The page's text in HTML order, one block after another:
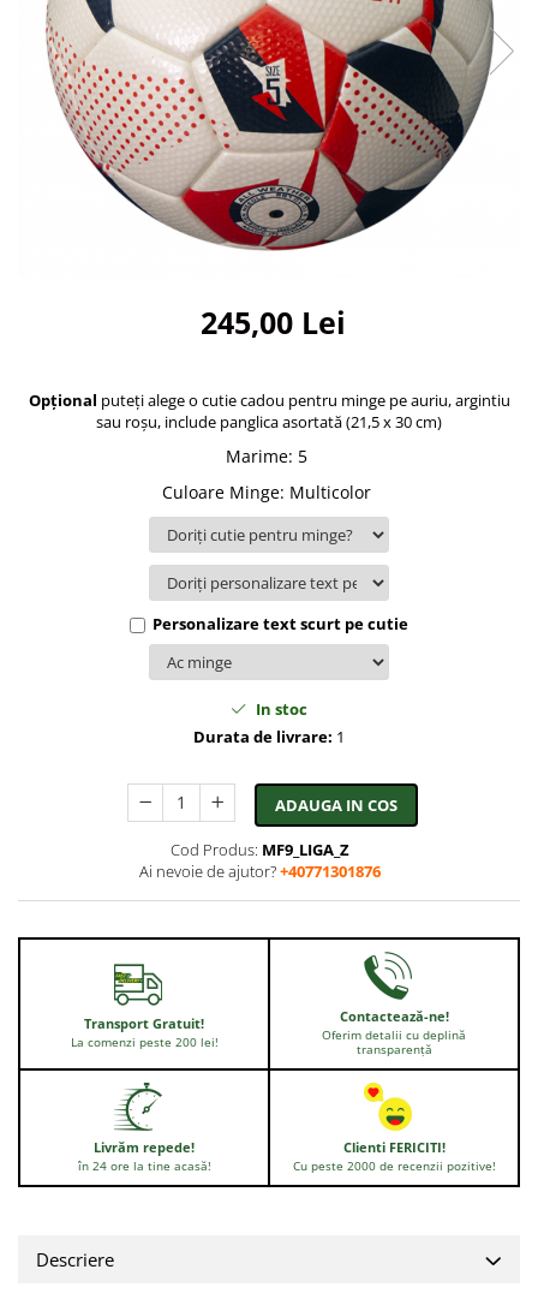
Bidoane si termosuri sportive
Sepci
Trofee
245,00 Lei
Opțional puteți alege o cutie cadou pentru minge pe auriu, argintiu
sau roșu, include panglica asortată (21,5 x 30 cm)
Marime: 5
Culoare Minge: Multicolor
Personalizare text scurt pe cutie
In stoc
Durata de livrare: 1
ADAUGA IN COS
Cod Produs: MF9_LIGA_Z
Ai nevoie de ajutor?+40771301876
Transport Gratuit!
La comenzi peste 200 lei!
Contactează-ne!
Oferim detalii cu deplină
transparență
Livrăm repede!
în 24 ore la tine acasă!
Clienti FERICITI!
Cu peste 2000 de recenzii pozitive!
Descriere